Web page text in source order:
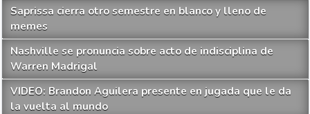
Saprissa cierra otro semestre en blanco y lleno de
memes
Nashville se pronuncia sobre acto de indisciplina de
Warren Madrigal
VIDEO: Brandon Aguilera presente en jugada que le da
la vuelta al mundo